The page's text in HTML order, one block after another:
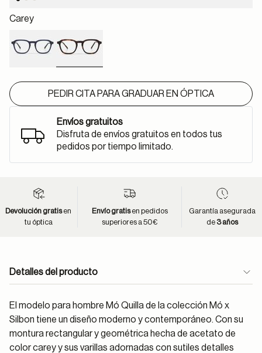
Carey
PEDIR CITA PARA GRADUAR EN ÓPTICA
Envíos gratuitos
Disfruta de envíos gratuitos en todos tus
pedidos por tiempo limitado.
Devolución gratisen
tu óptica
Envío gratisen pedidos
superiores a 50€
Garantía asegurada
de 3 años
Detalles del producto
El modelo para hombre Mó Quilla de la colección Mó x
Silbon tiene un diseño moderno y contemporáneo. Con su
montura rectangular y geométrica hecha de acetato de
color carey y sus varillas adornadas con sutiles detalles